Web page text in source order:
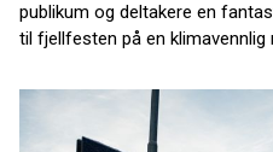
publikum og deltakere en
til fjellfesten på en klimavennlig